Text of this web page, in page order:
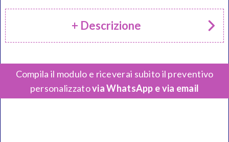
+ Descrizione
Compila il modulo e riceverai subito il preventivo
personalizzatovia WhatsApp e via email